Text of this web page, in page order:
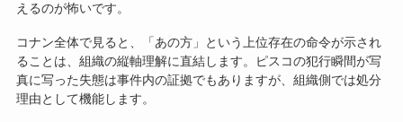
えるのが怖いです。
コナン全体で見ると、「あの方」という上位存在の命令が示され
ることは、組織の縦軸理解に直結します。ピスコの犯行瞬間が写
真に写った失態は事件内の証拠でもありますが、組織側では処分
理由として機能します。